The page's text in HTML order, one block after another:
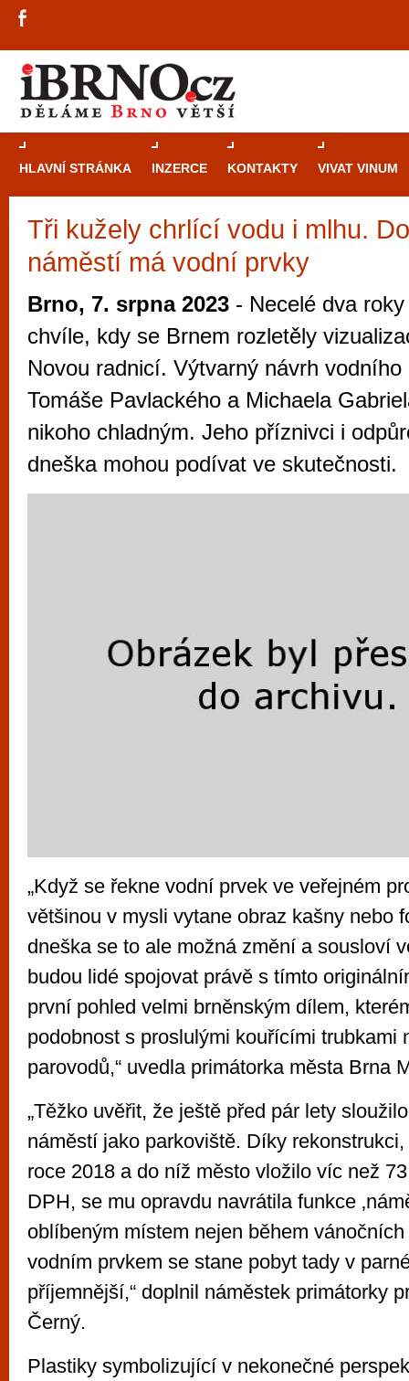
HLAVNÍ STRÁNKA INZERCE KONTAKTY VIVAT VINUM
Tři kužely chrlící vodu i mlhu.
náměstí má vodní prvky
Brno, 7. srpna 2023 - Necelé dva
chvíle, kdy se Brnem rozletěly
Novou radnicí. Výtvarný návrh
Tomáše Pavlackého a Michaela
nikoho chladným. Jeho příznivci i
dneška mohou podívat ve skutečnosti.
„Když se řekne vodní prvek ve veřejném
většinou v mysli vytane obraz kašny nebo
dneška se to ale možná změní a sousloví
budou lidé spojovat právě s tímto
první pohled velmi brněnským dílem,
podobnost s proslulými kouřícími trubkami
parovodů,“ uvedla primátorka města Brna
„Těžko uvěřit, že ještě před pár lety
náměstí jako parkoviště. Díky
roce 2018 a do níž město vložilo víc než
DPH, se mu opravdu navrátila funkce
oblíbeným místem nejen během
vodním prvkem se stane pobyt tady v
příjemnější,“ doplnil náměstek primátorky
Černý.
Plastiky symbolizující v nekonečné
Průvodce
Brně: Od
Brno je
zajímavé
restaurace,
Mimo jiné je ale také místem, kde si
vyzkoušet různé kasinové hry. V
metropoli naleznete širokou nabídku her
po moderní automaty jak pro pravidelné
příležitostné hráče. V...